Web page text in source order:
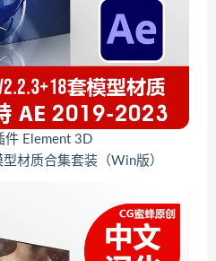
件 Element 3D
材质合集套装（Win版）